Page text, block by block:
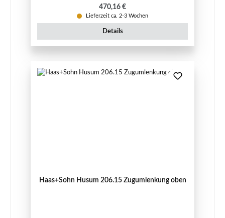
Regulärer Preis:
470,16 €
Lieferzeit ca. 2-3 Wochen
Details
Haas+Sohn Husum 206.15 Zugumlenkung oben